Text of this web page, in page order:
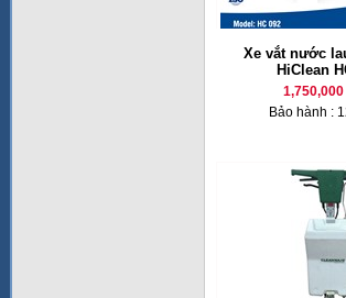
Xe vắt nước
HiClean
Bảo hành :